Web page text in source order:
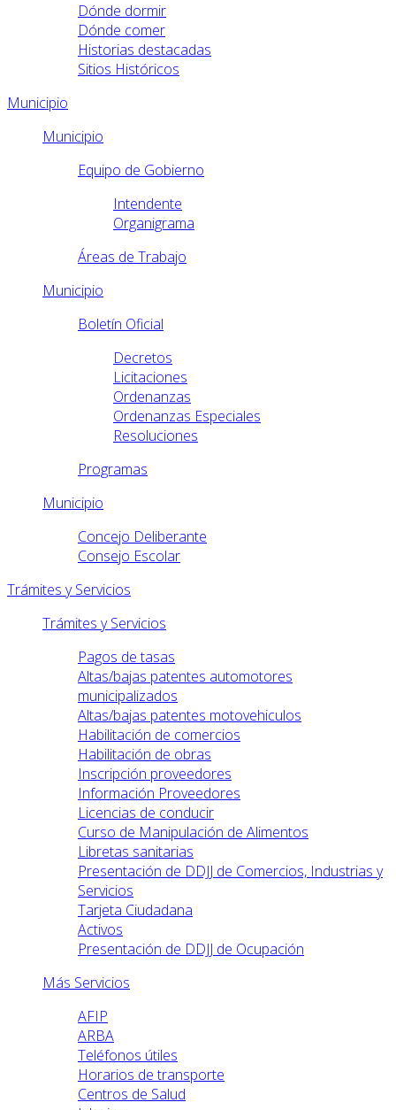
Dónde dormir
Dónde comer
Historias destacadas
Sitios Históricos
Municipio
Municipio
Equipo de Gobierno
Intendente
Organigrama
Áreas de Trabajo
Municipio
Boletín Oficial
Decretos
Licitaciones
Ordenanzas
Ordenanzas Especiales
Resoluciones
Programas
Municipio
Concejo Deliberante
Consejo Escolar
Trámites y Servicios
Trámites y Servicios
Pagos de tasas
Altas/bajas patentes automotores
municipalizados
Altas/bajas patentes motovehiculos
Habilitación de comercios
Habilitación de obras
Inscripción proveedores
Información Proveedores
Licencias de conducir
Curso de Manipulación de Alimentos
Libretas sanitarias
Presentación de DDJJ de Comercios, Industrias y
Servicios
Tarjeta Ciudadana
Activos
Presentación de DDJJ de Ocupación
Más Servicios
AFIP
ARBA
Teléfonos útiles
Horarios de transporte
Centros de Salud